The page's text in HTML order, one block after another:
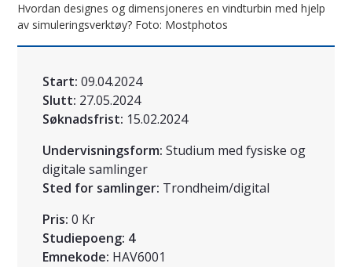
Hvordan designes og dimensjoneres en vindturbin med hjelp
av simuleringsverktøy? Foto: Mostphotos
Start: 09.04.2024
Slutt: 27.05.2024
Søknadsfrist: 15.02.2024
Undervisningsform: Studium med fysiske og
digitale samlinger
Sted for samlinger: Trondheim/digital
Pris: 0 Kr
Studiepoeng: 4
Emnekode: HAV6001